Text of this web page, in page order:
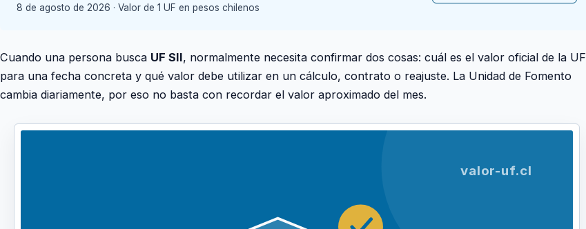
8 de agosto de 2026 · Valor de 1 UF en pesos chilenos
Cuando una persona busca UF SII, normalmente necesita confirmar dos cosas: cuál es el valor oficial de la UF
para una fecha concreta y qué valor debe utilizar en un cálculo, contrato o reajuste. La Unidad de Fomento
cambia diariamente, por eso no basta con recordar el valor aproximado del mes.
valor-uf.cl